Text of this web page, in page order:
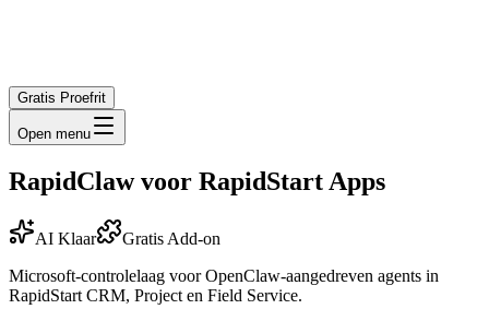
Gratis Proefrit
Open menu
RapidClaw voor RapidStart Apps
AI Klaar
Gratis Add-on
Microsoft-controlelaag voor OpenClaw-aangedreven agents in
RapidStart CRM, Project en Field Service.